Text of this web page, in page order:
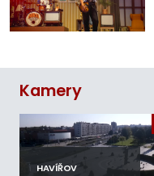
Kamery
HAVÍŘOV